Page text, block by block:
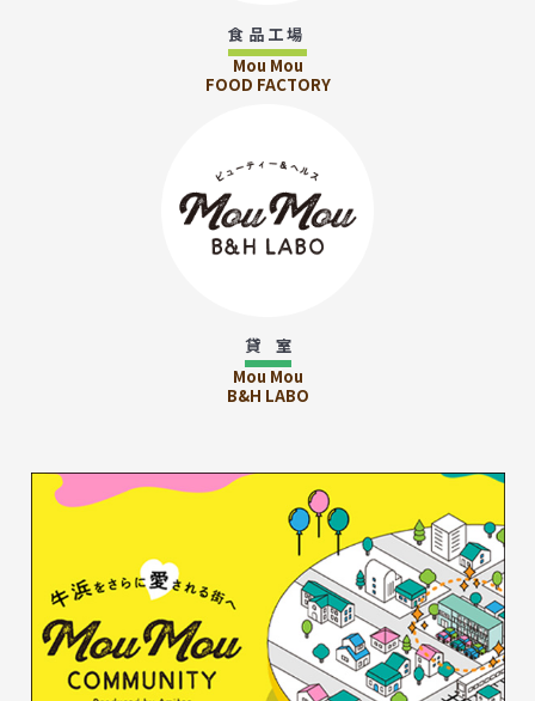
食品工場
Mou Mou
FOOD FACTORY
貸 室
Mou Mou
B&H LABO